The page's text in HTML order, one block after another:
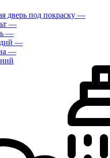
дверь под покраску —
—
—
—
—